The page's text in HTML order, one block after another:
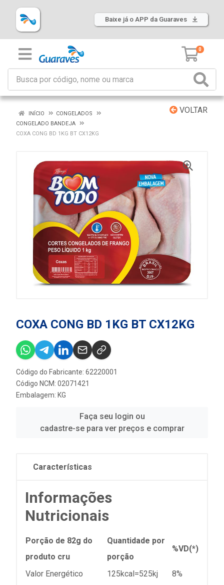
Baixe já o APP da Guaraves
0
VOLTAR
INÍCIO
CONGELADOS
CONGELADO BANDEJA
COXA CONG BD 1KG BT CX12KG
COXA CONG BD 1KG BT CX12KG
Código do Fabricante: 62220001
Código NCM: 02071421
Embalagem: KG
Faça seu login ou
cadastre-se para ver preços e comprar
Características
Informações
Nutricionais
Porção de 82g do
produto cru
Quantidade por
porção
%VD(*)
Valor Energético 125kcal=525kj
8%